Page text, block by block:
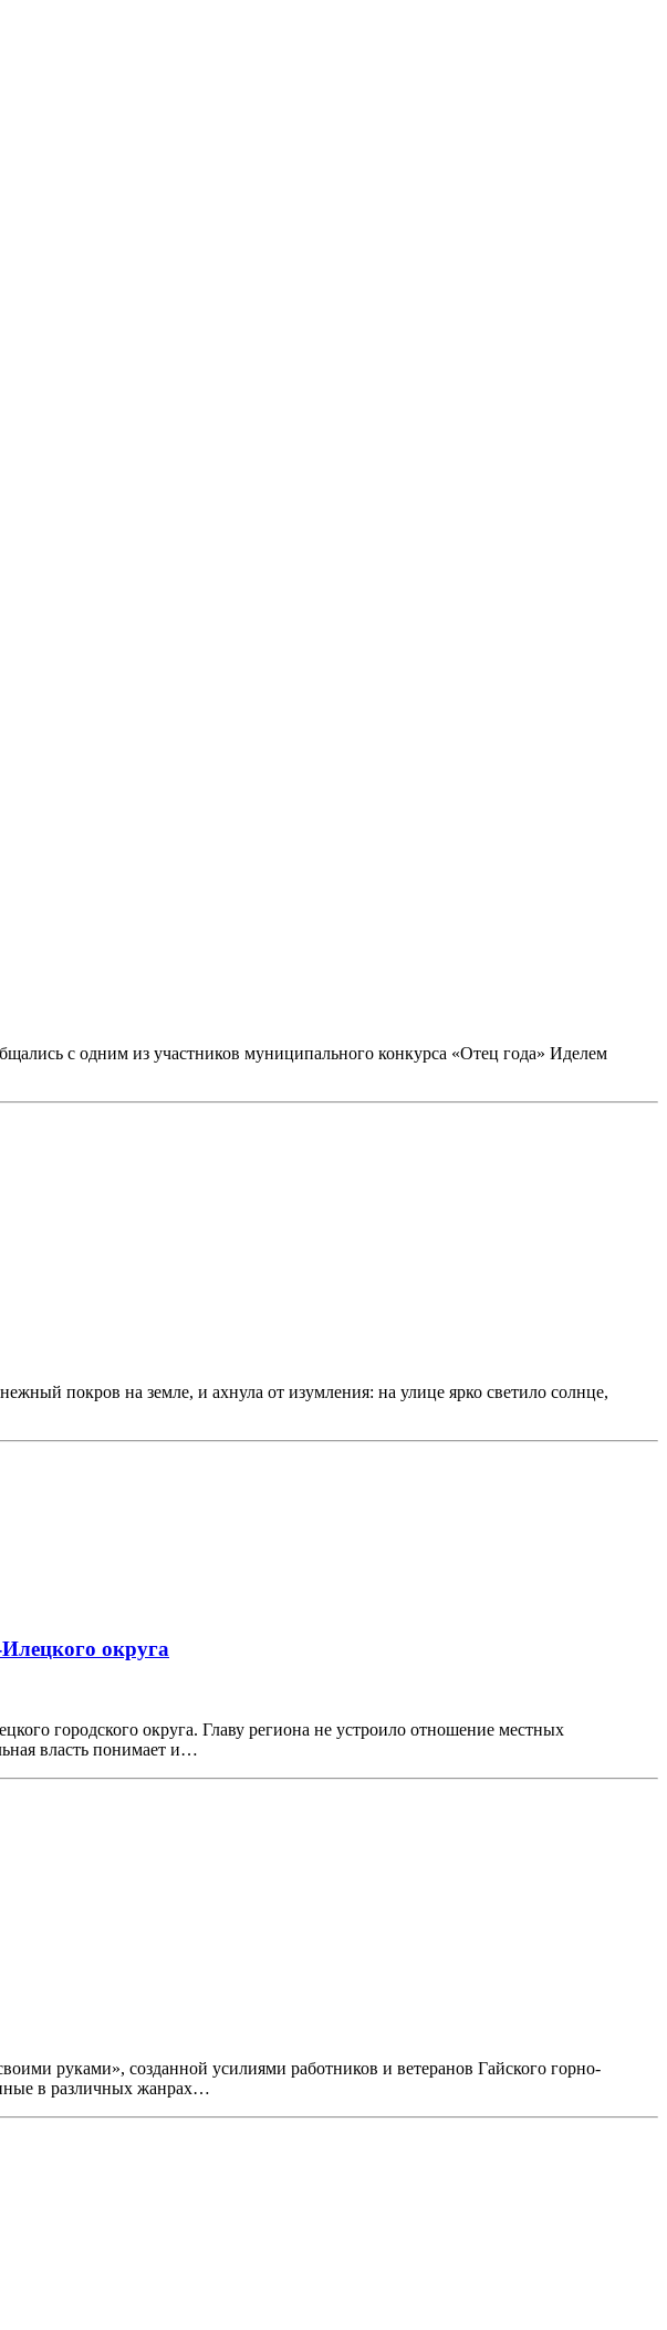
с одним из участников муниципального конкурса «Отец года» Иделем
покров на земле, и ахнула от изумления: на улице ярко светило солнце,
округа
городского округа. Главу региона не устроило отношение местных
власть понимает и…
руками», созданной усилиями работников и ветеранов Гайского горно-
в различных жанрах…